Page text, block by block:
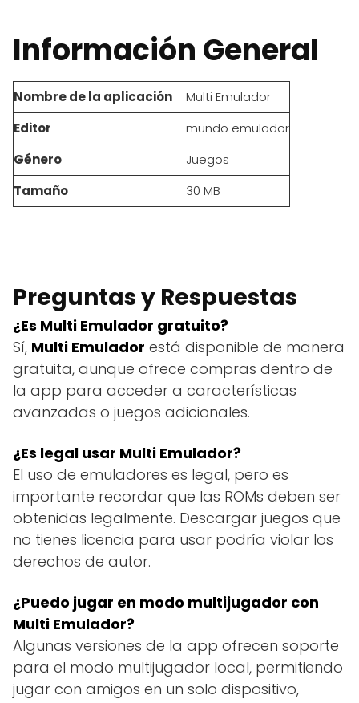
Información General
Nombre de la aplicación
Multi Emulador
Editor
mundo emulador
Género
Juegos
Tamaño
30 MB
Preguntas y Respuestas
¿Es Multi Emulador gratuito?
Sí, Multi Emulador está disponible de manera
gratuita, aunque ofrece compras dentro de
la app para acceder a características
avanzadas o juegos adicionales.
¿Es legal usar Multi Emulador?
El uso de emuladores es legal, pero es
importante recordar que las ROMs deben ser
obtenidas legalmente. Descargar juegos que
no tienes licencia para usar podría violar los
derechos de autor.
¿Puedo jugar en modo multijugador con
Multi Emulador?
Algunas versiones de la app ofrecen soporte
para el modo multijugador local, permitiendo
jugar con amigos en un solo dispositivo,